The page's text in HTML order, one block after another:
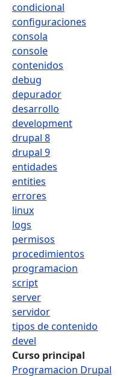
condicional
configuraciones
consola
console
contenidos
debug
depurador
desarrollo
development
drupal 8
drupal 9
entidades
entities
errores
linux
logs
permisos
procedimientos
programacion
script
server
servidor
tipos de contenido
devel
Curso principal
Programacion Drupal